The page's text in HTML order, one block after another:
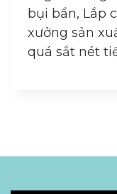
bụi bẩn, Lắp
xưởng sản
quá sắt nét